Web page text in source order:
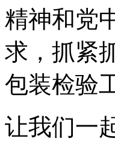
精神和党
求，抓紧
包装检验
让我们一